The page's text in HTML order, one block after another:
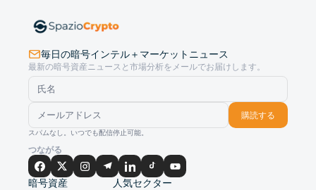
毎日の暗号インテル＋マーケットニュース
最新の暗号資産ニュースと市場分析をメールでお届けします。
購読する
スパムなし。いつでも配信停止可能。
つながる
暗号資産 人気セクター